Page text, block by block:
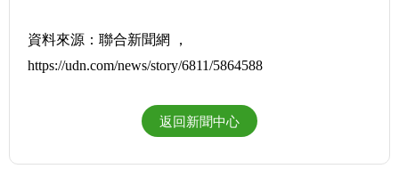
資料來源：聯合新聞網 ，
https://udn.com/news/story/6811/5864588
返回新聞中心